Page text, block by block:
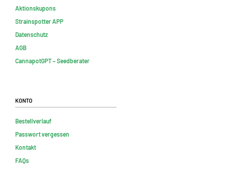
Aktionskupons
Strainspotter APP
Datenschutz
AGB
CannapotGPT – Seedberater
Konto
Bestellverlauf
Passwort vergessen
Kontakt
FAQs